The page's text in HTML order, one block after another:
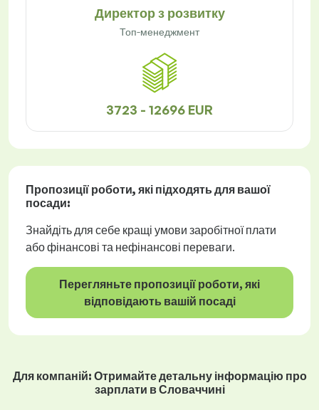
Директор з розвитку
Топ-менеджмент
3723 - 12696 EUR
Пропозиції роботи, які підходять для вашої
посади:
Знайдіть для себе кращі умови заробітної плати
або фінансові та нефінансові переваги.
Перегляньте пропозиції роботи, які
відповідають вашій посаді
Для компаній: Отримайте детальну інформацію про
зарплати в Словаччині